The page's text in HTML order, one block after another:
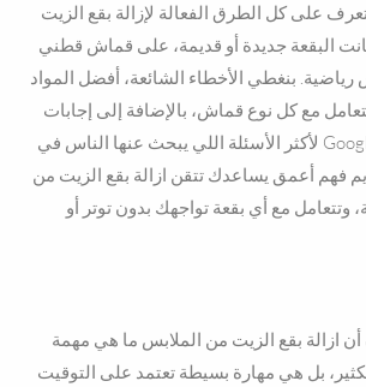
على كل الطرق الفعالة لإزالة بقع الزيت
البقعة جديدة أو قديمة، على قماش قطني
رياضية. بنغطي الأخطاء الشائعة، أفضل المواد
مع كل نوع قماش، بالإضافة إلى إجابات
لأكثر الأسئلة اللي يبحث عنها الناس في Google. الهدف هنا مو بس
فهم أعمق يساعدك تتقن ازالة بقع الزيت من
وتتعامل مع أي بقعة تواجهك بدون توتر أو
ازالة بقع الزيت من الملابس ما هي مهمة
بل هي مهارة بسيطة تعتمد على التوقيت